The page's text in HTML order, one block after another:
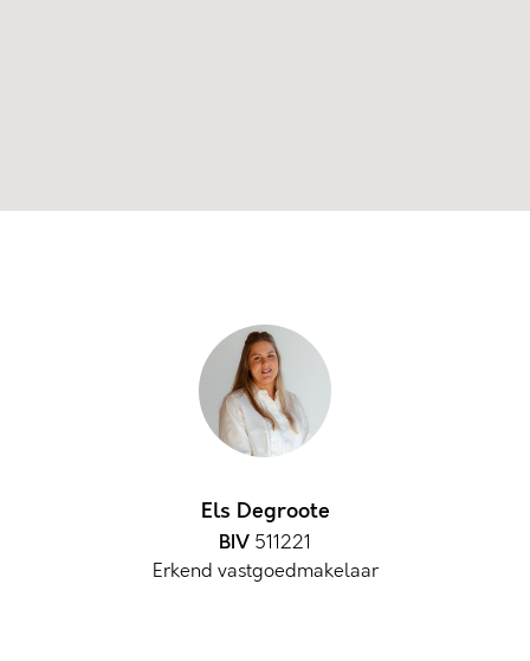
Els Degroote
BIV 511221
Erkend vastgoedmakelaar